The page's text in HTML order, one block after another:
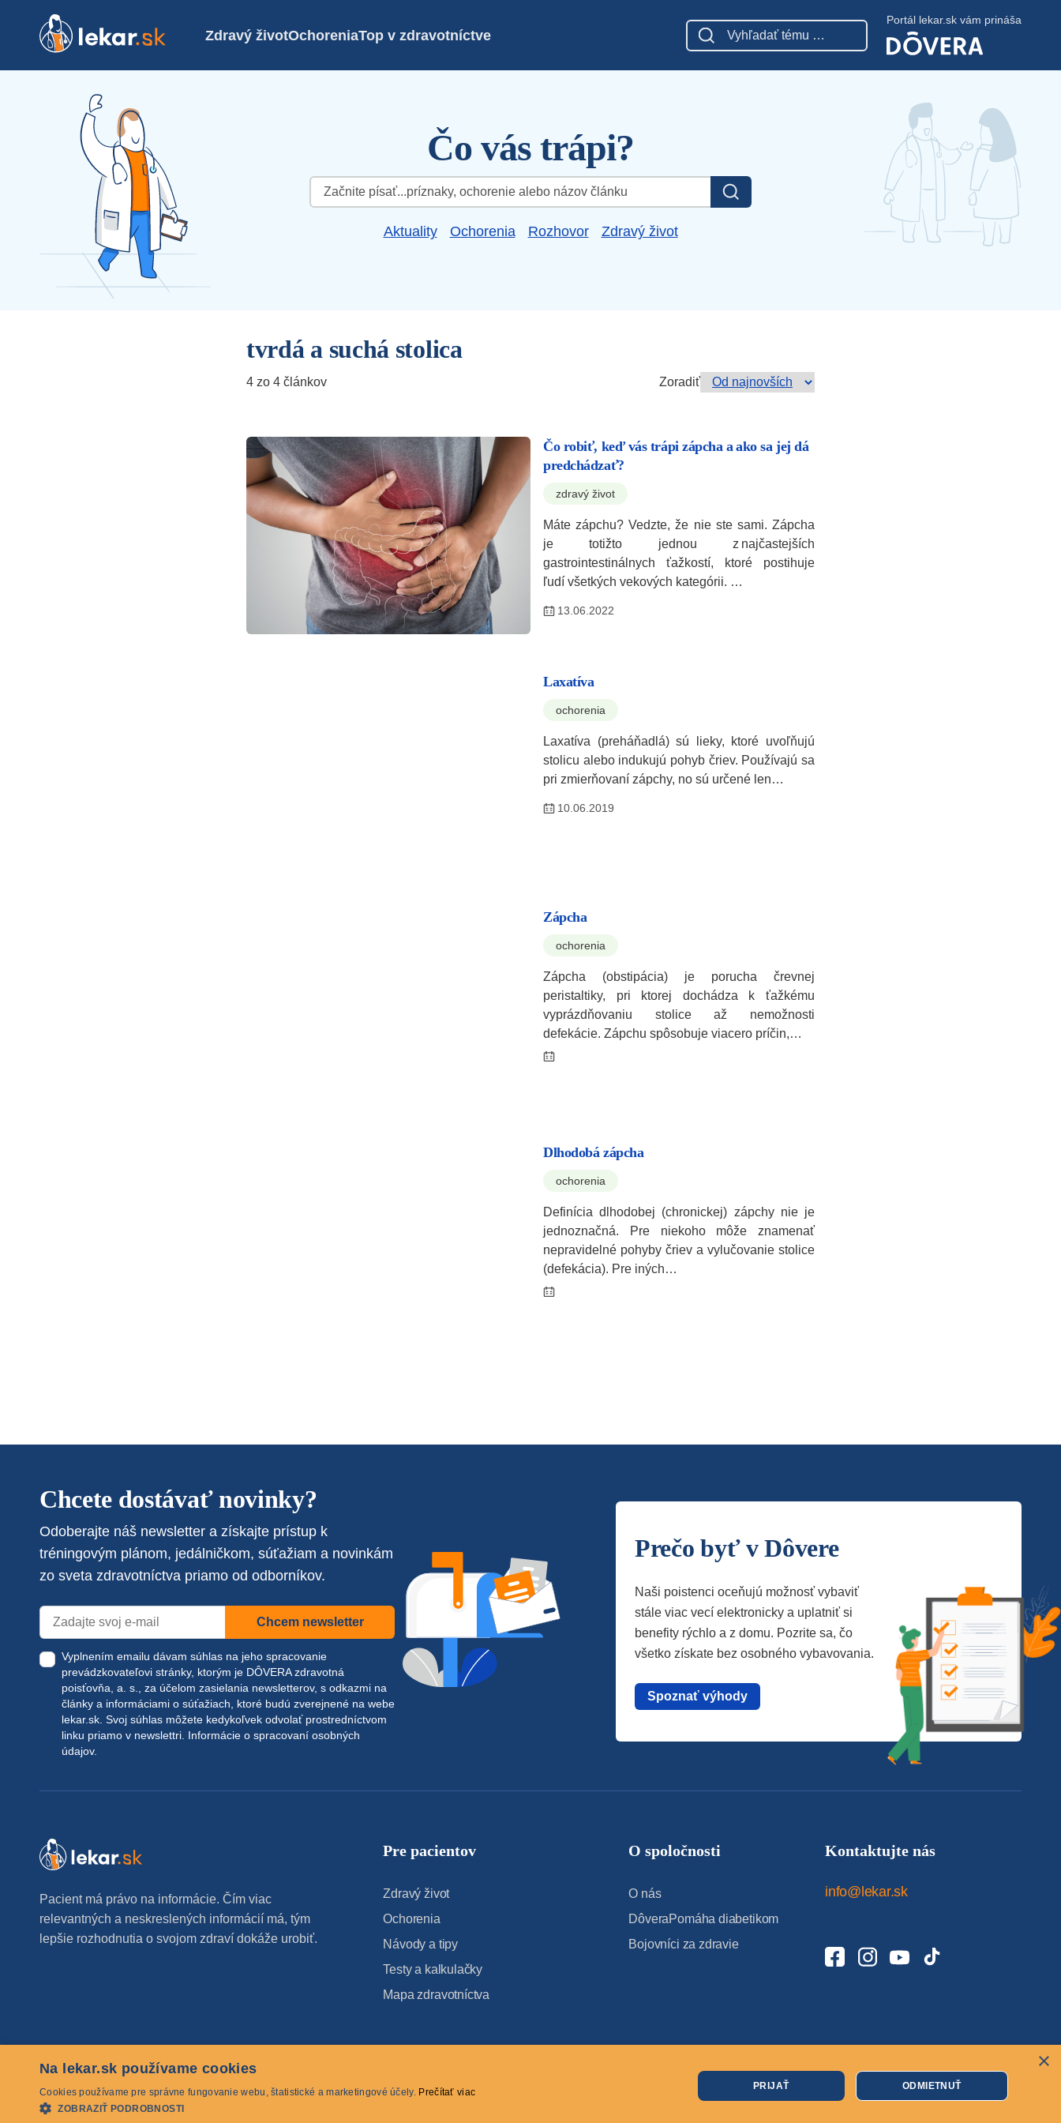
Zdravý životOchoreniaTop v zdravotníctve
Portál lekar.sk vám prináša
Čo vás trápi?
Hľadať:
Aktuality Ochorenia Rozhovor Zdravý život
tvrdá a suchá stolica
4 zo 4 článkov Zoradiť
Čo robiť, keď vás trápi zápcha a ako sa jej dá
predchádzať?
zdravý život
Máte zápchu? Vedzte, že nie ste sami. Zápcha
je totižto jednou z najčastejších
gastrointestinálnych ťažkostí, ktoré postihuje
ľudí všetkých vekových kategórii. …
13.06.2022
Laxatíva
ochorenia
Laxatíva (preháňadlá) sú lieky, ktoré uvoľňujú
stolicu alebo indukujú pohyb čriev. Používajú sa
pri zmierňovaní zápchy, no sú určené len…
10.06.2019
Zápcha
ochorenia
Zápcha (obstipácia) je porucha črevnej
peristaltiky, pri ktorej dochádza k ťažkému
vyprázdňovaniu stolice až nemožnosti
defekácie. Zápchu spôsobuje viacero príčin,…
Dlhodobá zápcha
ochorenia
Definícia dlhodobej (chronickej) zápchy nie je
jednoznačná. Pre niekoho môže znamenať
nepravidelné pohyby čriev a vylučovanie stolice
(defekácia). Pre iných…
Chcete dostávať novinky?
Odoberajte náš newsletter a získajte prístup k
tréningovým plánom, jedálničkom, súťažiam a novinkám
zo sveta zdravotníctva priamo od odborníkov.
Chcem newsletter
Vyplnením emailu dávam súhlas na jeho spracovanie
prevádzkovateľovi stránky, ktorým je DÔVERA zdravotná
poisťovňa, a. s., za účelom zasielania newsletterov, s odkazmi na
články a informáciami o súťažiach, ktoré budú zverejnené na webe
lekar.sk . Svoj súhlas môžete kedykoľvek odvolať prostredníctvom
linku priamo v newslettri. Informácie o spracovaní osobných
údajov.
Prečo byť v Dôvere
Naši poistenci oceňujú možnosť vybaviť
stále viac vecí elektronicky a uplatniť si
benefity rýchlo a z domu. Pozrite sa, čo
všetko získate bez osobného vybavovania.
Spoznať výhody
Pacient má právo na informácie. Čím viac
relevantných a neskreslených informácií má, tým
lepšie rozhodnutia o svojom zdraví dokáže urobiť.
Pre pacientov
Zdravý život
Ochorenia
Návody a tipy
Testy a kalkulačky
Mapa zdravotníctva
O spoločnosti
O nás
DôveraPomáha diabetikom
Bojovníci za zdravie
Kontaktujte nás
info@lekar.sk
© 2026 lekar.sk Všetky práva vyhradené Cookies
×
Na lekar.sk používame cookies
Cookies používame pre správne fungovanie webu, štatistické a marketingové účely. Prečítať viac
ZOBRAZIŤ PODROBNOSTI
PRIJAŤ ODMIETNUŤ